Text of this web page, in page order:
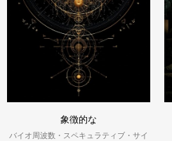
象徴的な
バイオ周波数・スペキュラティブ・サイ